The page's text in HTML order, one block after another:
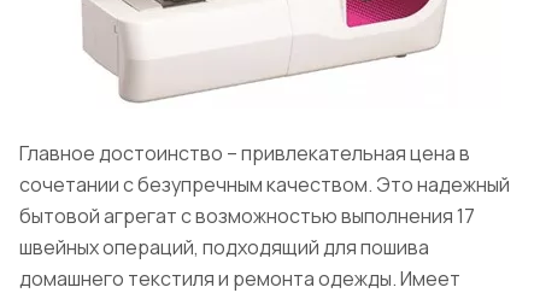
Главное достоинство – привлекательная цена в
сочетании с безупречным качеством. Это надежный
бытовой агрегат с возможностью выполнения 17
швейных операций, подходящий для пошива
домашнего текстиля и ремонта одежды. Имеет